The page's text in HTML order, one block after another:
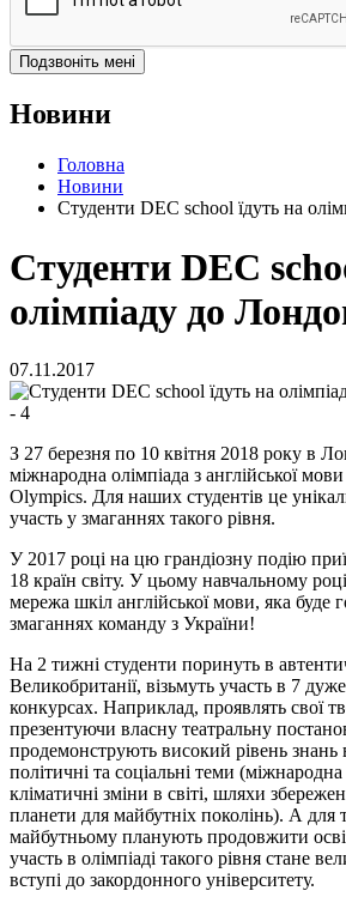
Новини
Головна
Новини
Студенти DEC school їдуть на
Студенти DEC
олімпіаду до
07.11.2017
З 27 березня по 10 квітня 2018 року в
міжнародна олімпіада з англійської
Olympics. Для наших студентів це
участь у змаганнях такого рівня.
У 2017 році на цю грандіозну подію
18 країн світу. У цьому навчальному
мережа шкіл англійської мови, яка буде
змаганнях команду з України!
На 2 тижні студенти поринуть в
Великобританії, візьмуть участь в 7
конкурсах. Наприклад, проявлять свої
презентуючи власну театральну
продемонструють високий рівень знань
політичні та соціальні теми (міжнародна
кліматичні зміни в світі, шляхи
планети для майбутніх поколінь). А для
майбутньому планують продовжити
участь в олімпіаді такого рівня стане
вступі до закордонного університету.